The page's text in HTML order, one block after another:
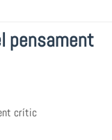
pensament
crític